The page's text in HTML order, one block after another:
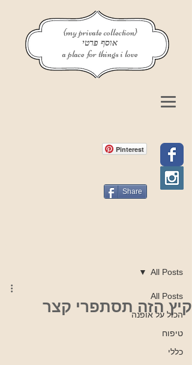
{my private collection}
אוסף פרטי
a place for things i love
Pinterest
Share
All Posts
הכול על אופנה
טיפוח
כללי
All Posts
קיץ הזה תסתפרי קצר